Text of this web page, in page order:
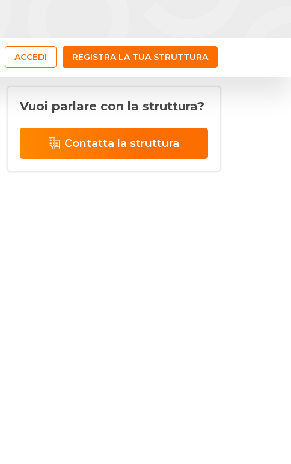
ACCEDI REGISTRA LA TUA STRUTTURA
Vuoi parlare con la struttura?
Contatta la struttura